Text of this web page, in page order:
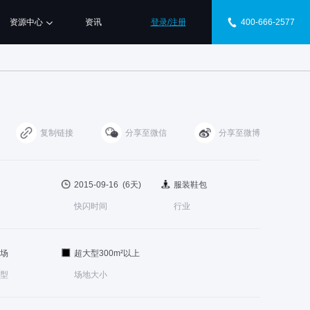
资源中心 资讯 登录/注册 400-666-2577
复制链接 分享至微信 分享至微博
2015-09-16 (6天)
快闪时间
服装鞋包
行业
超大型300m²以上
场地大小